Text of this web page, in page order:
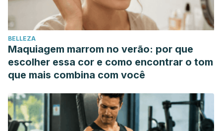
potassium supplementation on blood pressure in
hypertensive subjects: A systematic review and meta-
analysis. Int J Cardiol. 2017 Mar 1;230:127-135.
Goltzman D, Mannstadt M, Marcocci C. Physiology of the
Calcium-Parathyroid Hormone-Vitamin D Axis. Front Horm
Quiroga, Patricia N., and Valentina Olmos. “Revisión de la
toxicocinética y la toxicodinamia del ácido cianhídrico y los
cianuros.”
Acta toxicológica argentina 17.1 (2009): 20-32.
BELLEZA
Maquiagem marrom no verão: por que
escolher essa cor e como encontrar o tom
que mais combina com você